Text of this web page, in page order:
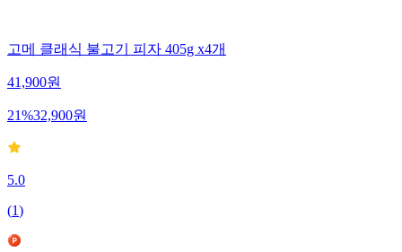
고메 클래식 불고기 피자 405g x4개
41,900원
21%32,900원
5.0
(1)